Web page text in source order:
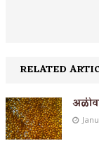
RELATED